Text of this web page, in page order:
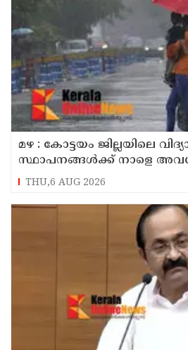
മഴ : കോട്ടയം ജില്ലയിലെ
സ്ഥാപനങ്ങൾക്ക് നാളെ
THU,6 AUG 2026